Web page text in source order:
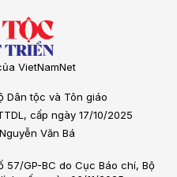
VietNamNet
Dân tộc và Tôn giáo
cấp ngày 17/10/2025
Văn Bá
57/GP-BC do Cục Báo chí, Bộ